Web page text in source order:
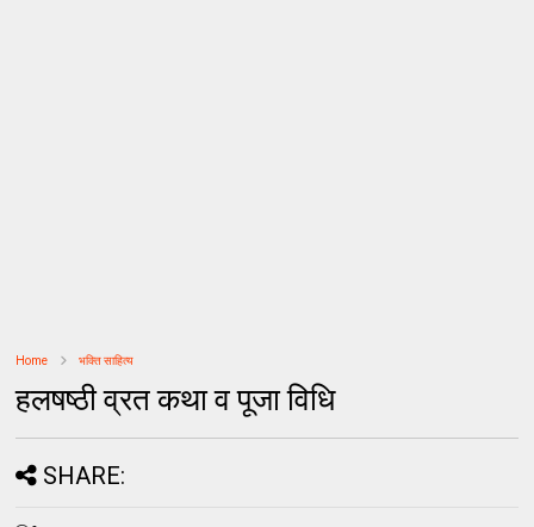
Home भक्ति साहित्य
हलषष्ठी व्रत कथा व पूजा विधि
SHARE: